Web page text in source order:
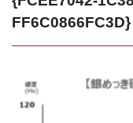
FF6C0866FC3D}